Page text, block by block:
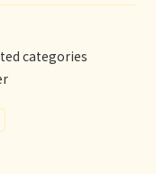
categories